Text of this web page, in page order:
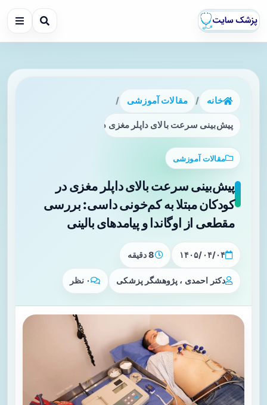
خانه / مقالات آموزشی /
پیش‌بینی سرعت بالای داپلر مغزی در کودکان مبتلا به کم‌خونی
مقالات آموزشی
پیش‌بینی سرعت بالای داپلر مغزی در
کودکان مبتلا به کم‌خونی داسی: بررسی
مقطعی از اوگاندا و پیامدهای بالینی
۱۴۰۵/۰۴/۰۴ 8 دقیقه
دکتر احمدی ، پژوهشگر پزشکی ۰ نظر